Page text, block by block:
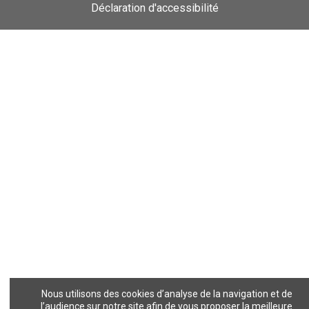
Nous utilisons des cookies d’analyse de la navigation et de
l’audience sur notre site afin de vous proposer la meilleure
Déclaration d'accessibilité